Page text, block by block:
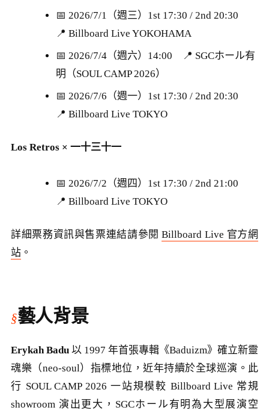
📅 2026/7/1（週三）1st 17:30 / 2nd 20:30
📍 Billboard Live YOKOHAMA
📅 2026/7/4（週六）14:00 📍 SGCホール有
明（SOUL CAMP 2026）
📅 2026/7/6（週一）1st 17:30 / 2nd 20:30
📍 Billboard Live TOKYO
Los Retros × 一十三十一
📅 2026/7/2（週四）1st 17:30 / 2nd 21:00
📍 Billboard Live TOKYO
詳細票務資訊與售票連結請參閱Billboard Live 官方網
站 。
藝人背景
Erykah Badu 以 1997 年首張專輯《Baduizm》確立新靈
魂樂（neo-soul）指標地位，近年持續於全球巡演。此
行 SOUL CAMP 2026 一站規模較 Billboard Live 常規
showroom 演出更大，SGCホール有明為大型展演空